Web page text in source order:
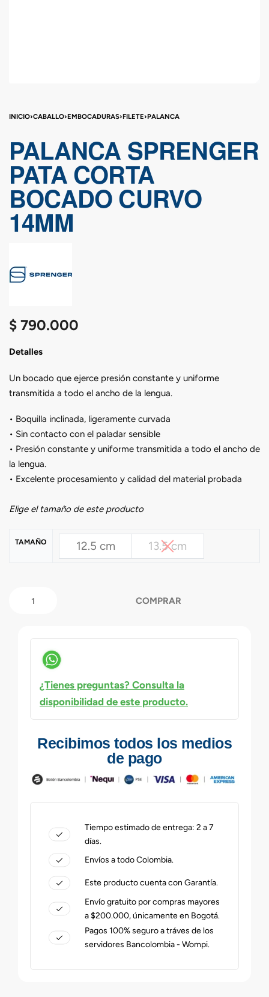
INICIO›CABALLO›EMBOCADURAS›FILETE›PALANCA
PALANCA SPRENGER
PATA CORTA
BOCADO CURVO
14MM
$ 790.000
Detalles
Un bocado que ejerce presión constante y uniforme
transmitida a todo el ancho de la lengua.
• Boquilla inclinada, ligeramente curvada
• Sin contacto con el paladar sensible
• Presión constante y uniforme transmitida a todo el ancho de
la lengua.
• Excelente procesamiento y calidad del material probada
Elige el tamaño de este producto
TAMAÑO 12.5 cm 13.5 cm
COMPRAR
¿Tienes preguntas? Consulta la
disponibilidad de este producto.
Recibimos todos los medios
de pago
Tiempo estimado de entrega: 2 a 7
días.
Envíos a todo Colombia.
Este producto cuenta con Garantía.
Envío gratuito por compras mayores
a $200.000, únicamente en Bogotá.
Pagos 100% seguro a tráves de los
servidores Bancolombia - Wompi.